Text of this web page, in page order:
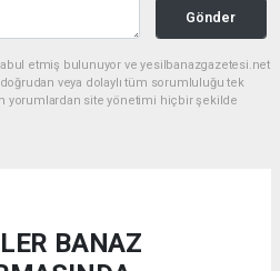
Gönder
etmiş bulunuyor ve yesilbanazgazetesi.net
veya dolaylı tüm sorumluluğu tek
yorumlardan site yönetimi hiçbir şekilde
BANAZ